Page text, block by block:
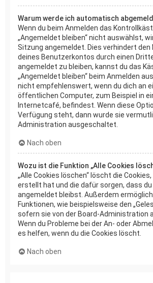
Warum werde ich automatisch
Wenn du beim Anmelden das
„Angemeldet bleiben“ nicht auswählst,
Sitzung angemeldet. Dies verhindert den
deines Benutzerkontos durch einen
angemeldet zu bleiben, kannst du das
„Angemeldet bleiben“ beim Anmelden
nicht empfehlenswert, wenn du dich an
öffentlichen Computer, zum Beispiel in
Internetcafé, befindest. Wenn diese
Verfügung steht, dann wurde sie
Administration ausgeschaltet.
Nach oben
Wozu ist die Funktion „Alle Cookies
„Alle Cookies löschen“ löscht die Cookies,
erstellt hat und die dafür sorgen, dass du
angemeldet bleibst. Außerdem
Funktionen, wie beispielsweise den
sofern sie von der Board-Administration
Wenn du Probleme bei der An- oder
es helfen, wenn du die Cookies löscht.
Nach oben